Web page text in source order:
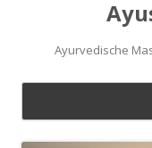
Ayurvedische
Zum
Inhalt